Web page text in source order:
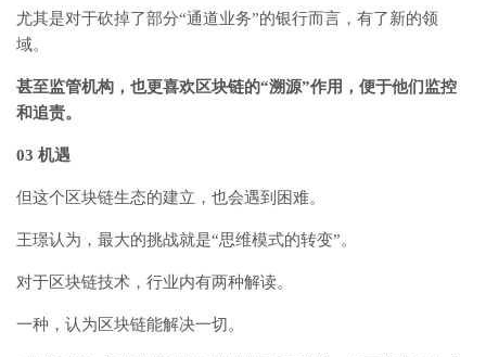
尤其是对于砍掉了部分“通道业务”的银行而言，有了新的领
域。
甚至监管机构，也更喜欢区块链的“溯源”作用，便于他们监控
和追责。
03 机遇
但这个区块链生态的建立，也会遇到困难。
王璟认为，最大的挑战就是“思维模式的转变”。
对于区块链技术，行业内有两种解读。
一种，认为区块链能解决一切。